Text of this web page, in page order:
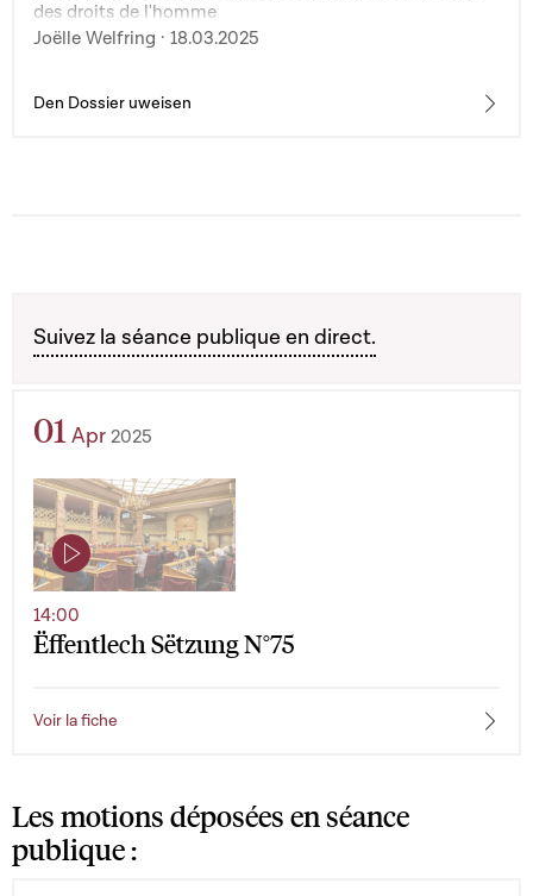
des droits de l'homme
Joëlle Welfring · 18.03.2025
Den Dossier uweisen
Suivez la séance publique en direct.
01Apr 2025
Ëffentlech Sëtzung N°75
14:00
Voir la fiche
Les motions déposées en séance
publique :